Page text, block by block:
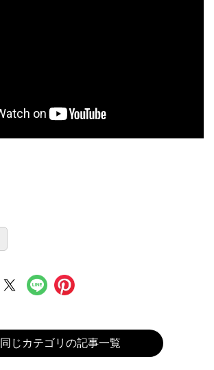
同じカテゴリの記事一覧